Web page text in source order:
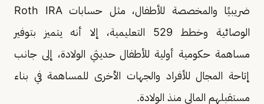
ضريبيًا والمخصصة للأطفال، مثل حسابات Roth IRA
الوصائية وخطط 529 التعليمية، إلا أنه يتميز بتوفير
مساهمة حكومية أولية للأطفال حديثي الولادة، إلى جانب
إتاحة المجال للأفراد والجهات الأخرى للمساهمة في بناء
مستقبلهم المالي منذ الولادة.